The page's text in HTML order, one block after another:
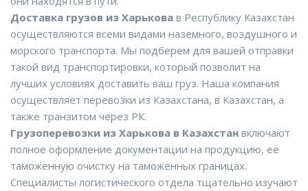
Доставка грузов из Харькова в Республику Казахстан
осуществляются всеми видами наземного, воздушного и
морского транспорта. Мы подберем для вашей отправки
такой вид транспортировки, который позволит на
лучших условиях доставить ваш груз. Наша компания
осуществляет перевозки из Казахстана, в Казахстан, а
также транзитом через РК.
Грузоперевозки из Харькова в Казахстан включают
полное оформление документации на продукцию, ее
таможенную очистку на таможенных границах.
Специалисты логистического отдела тщательно изучают